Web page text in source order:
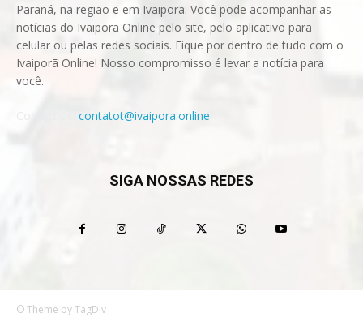
Paraná, na região e em Ivaiporã. Você pode acompanhar as
notícias do Ivaiporã Online pelo site, pelo aplicativo para
celular ou pelas redes sociais. Fique por dentro de tudo com o
Ivaiporã Online! Nosso compromisso é levar a notícia para
você.
contatot@ivaipora.online
SIGA NOSSAS REDES
© Theme by TagDiv